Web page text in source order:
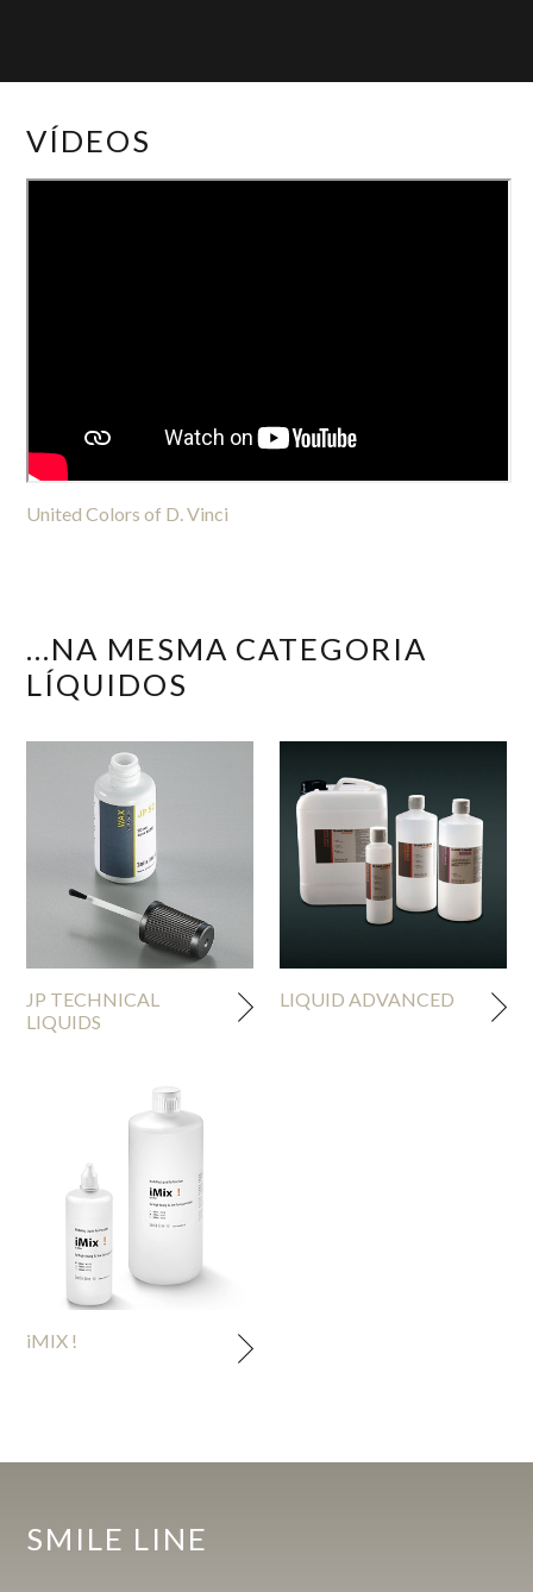
VÍDEOS
United Colors of D. Vinci
...NA MESMA CATEGORIA
LÍQUIDOS
JP TECHNICAL
LIQUIDS
LIQUID ADVANCED
iMIX !
SMILE LINE